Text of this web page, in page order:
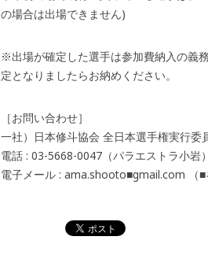
の場合は出場できません)
※出場が確定した選手は参加費納入の義
定となりましたらお納めください。
［お問い合わせ］
一社）日本修斗協会 全日本選手権実行委
電話 : 03-5668-0047（パラエストラ小岩）
電子メール : ama.shooto■gmail.com （■